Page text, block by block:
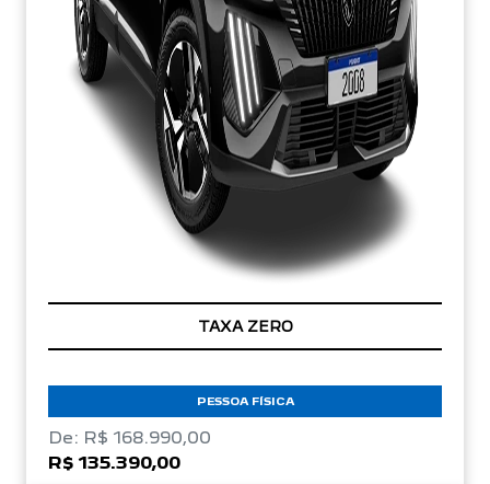
TAXA ZERO
PESSOA FÍSICA
De: R$ 168.990,00
R$ 135.390,00